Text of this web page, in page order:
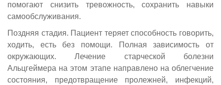
помогают снизить тревожность, сохранить навыки
самообслуживания.
Поздняя стадия. Пациент теряет способность говорить,
ходить, есть без помощи. Полная зависимость от
окружающих. Лечение старческой болезни
Альцгеймера на этом этапе направлено на облегчение
состояния, предотвращение пролежней, инфекций,